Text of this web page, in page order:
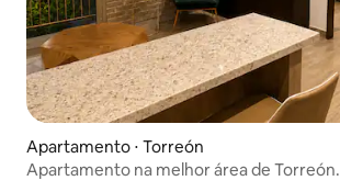
Apartamento ⋅ Torreón
Apartamento na melhor área de Torreón.